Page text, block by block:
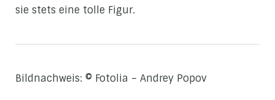
sie stets eine tolle Figur.
Bildnachweis: © Fotolia – Andrey Popov